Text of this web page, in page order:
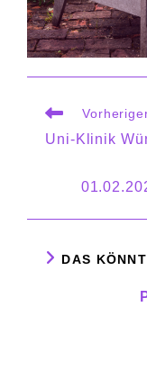
Weitere
ansehen
Uni-Klinik
DAS